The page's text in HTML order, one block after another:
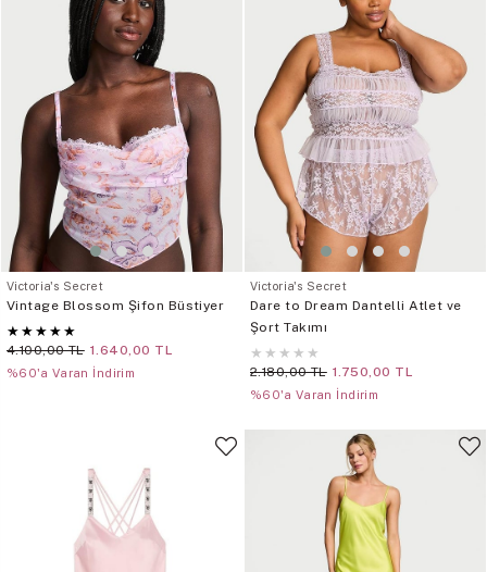
Victoria's Secret
Vintage Blossom Şifon Büstiyer
★ ★ ★ ★ ★
4.100,00 TL 1.640,00 TL
%60'a Varan İndirim
Victoria's Secret
Dare to Dream Dantelli Atlet ve
Şort Takımı
★ ★ ★ ★ ★
2.180,00 TL 1.750,00 TL
%60'a Varan İndirim